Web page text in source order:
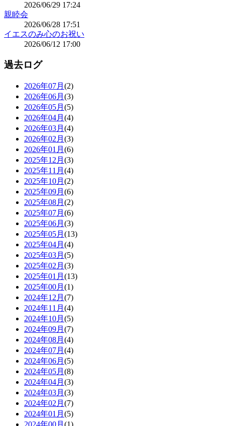
2026/06/29 17:24
親睦会
2026/06/28 17:51
イエスのみ心のお祝い
2026/06/12 17:00
過去ログ
2026年07月 (2)
2026年06月 (3)
2026年05月 (5)
2026年04月 (4)
2026年03月 (4)
2026年02月 (3)
2026年01月 (6)
2025年12月 (3)
2025年11月 (4)
2025年10月 (2)
2025年09月 (6)
2025年08月 (2)
2025年07月 (6)
2025年06月 (3)
2025年05月 (13)
2025年04月 (4)
2025年03月 (5)
2025年02月 (3)
2025年01月 (13)
2025年00月 (1)
2024年12月 (7)
2024年11月 (4)
2024年10月 (5)
2024年09月 (7)
2024年08月 (4)
2024年07月 (4)
2024年06月 (5)
2024年05月 (8)
2024年04月 (3)
2024年03月 (3)
2024年02月 (7)
2024年01月 (5)
2024年00月 (1)